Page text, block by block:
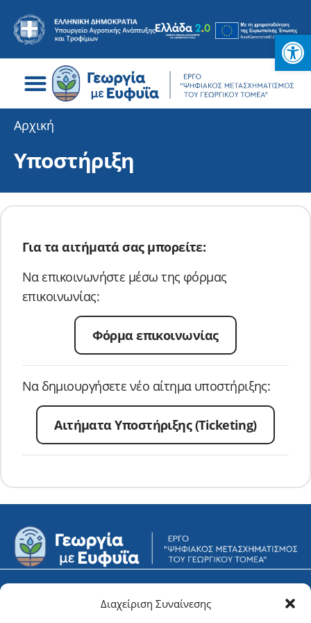
Διαχείριση Συναίνεσης
Αρχική
Υποστήριξη
Για τα αιτήματά σας μπορείτε:
Να επικοινωνήστε μέσω της φόρμας
επικοινωνίας:
Φόρμα επικοινωνίας
Να δημιουργήσετε νέο αίτημα υποστήριξης:
Αιτήματα Υποστήριξης (Ticketing)
Υποστήριξη Φορείς